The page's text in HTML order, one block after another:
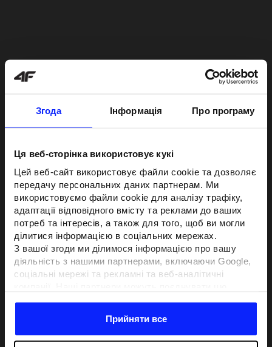
Згода Інформація Про програму
Ця веб-сторінка використовує кукі
Цей веб-сайт використовує файли cookie та дозволяє
передачу персональних даних партнерам. Ми
використовуємо файли cookie для аналізу трафіку,
адаптації відповідного вмісту та реклами до ваших
потреб та інтересів, а також для того, щоб ви могли
ділитися інформацією в соціальних мережах.
З вашої згоди ми ділимося інформацією про вашу
діяльність з нашими партнерами, включаючи Google,
соціальні мережі та рекламні та веб-аналітичні
отримують у результаті використання вами їхніх
послуг.З вашої згоди ми також можемо ділитися
Прийняти все